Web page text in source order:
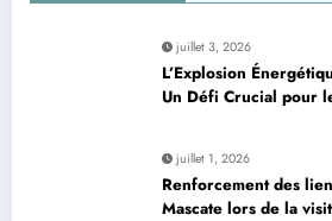
juillet 3, 2026
L’Explosion
Un Défi Crucial pour
juillet 1, 2026
Renforcement des
Mascate lors de la